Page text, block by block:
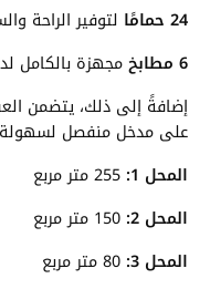
24 حمامًا
لتوفير الراحة
6 مطابخ
مجهزة بالكامل
إضافةً إلى ذلك، يتضمن
على مدخل منفصل لسهولة
المحل 1:
المحل 2:
المحل 3: